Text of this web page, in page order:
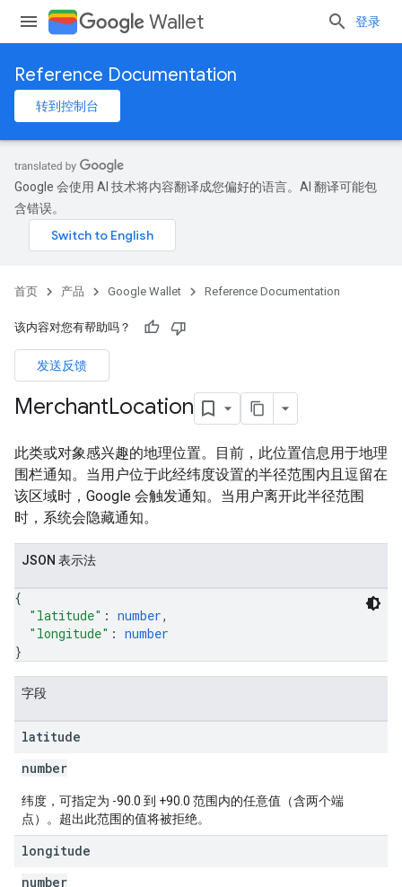
Wallet 登录
Reference Documentation
转到控制台
Google 会使用 AI 技术将内容翻译成您偏好的语言。AI 翻译可能包
含错误。
首页 产品 Google Wallet Reference Documentation
该内容对您有帮助吗？
发送反馈
MerchantLocation
此类或对象感兴趣的地理位置。目前，此位置信息用于地理
围栏通知。当用户位于此经纬度设置的半径范围内且逗留在
该区域时，Google 会触发通知。当用户离开此半径范围
时，系统会隐藏通知。
JSON 表示法
{
"latitude" : number,
"longitude" : number
}
字段
latitude
number
纬度，可指定为 -90.0 到 +90.0 范围内的任意值（含两个端
点）。超出此范围的值将被拒绝。
longitude
number